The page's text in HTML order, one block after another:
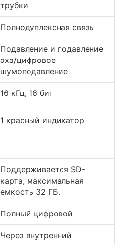
трубки
Полнодуплексная связь
Подавление и подавление
эха/цифровое
шумоподавление
16 кГц, 16 бит
1 красный индикатор
Поддерживается SD-
карта, максимальная
емкость 32 ГБ.
Полный цифровой
Через внутренний